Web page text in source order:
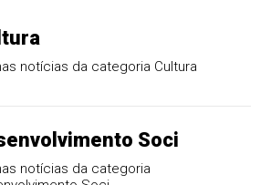
notícias da categoria Cultura
Soci
notícias da categoria